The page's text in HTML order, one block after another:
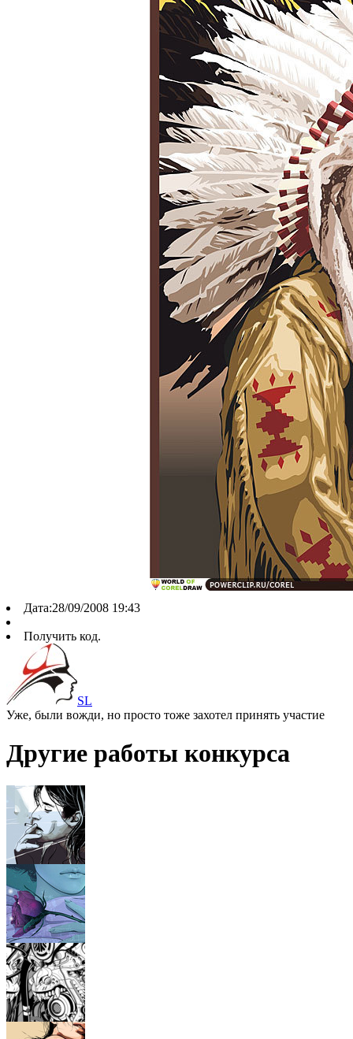
Дата:28/09/2008 19:43
Получить код.
SL
Уже, были вожди, но просто тоже захотел принять участие
Другие работы конкурса